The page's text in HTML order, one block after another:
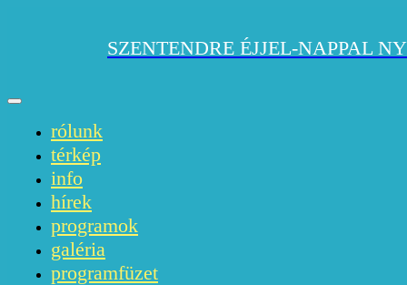
SZENTENDRE ÉJJEL-NAPPAL
rólunk
térkép
info
hírek
programok
galéria
programfüzet